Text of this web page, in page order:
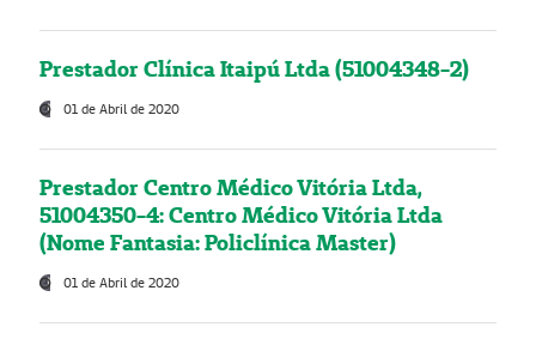
Prestador Clínica Itaipú Ltda (51004348-2)
01 de Abril de 2020
Prestador Centro Médico Vitória Ltda,
51004350-4: Centro Médico Vitória Ltda
(Nome Fantasia: Policlínica Master)
01 de Abril de 2020